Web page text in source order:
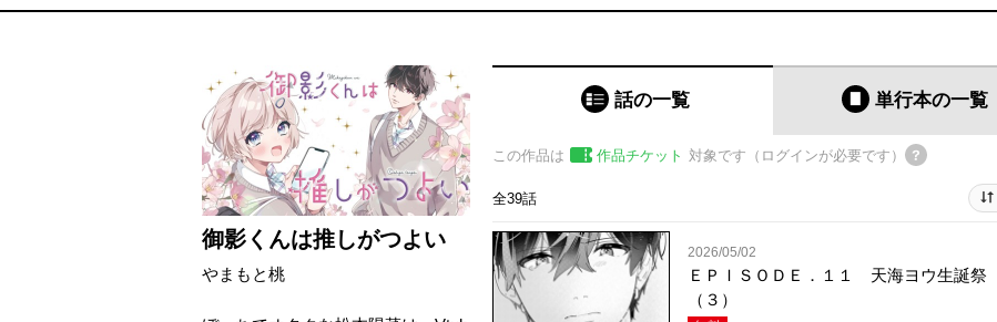
御影くんは推しがつよい
やまもと桃
話の一覧 単行本の一覧
この作品は 作品チケット 対象です（ログインが必要です）
全39話
2026/05/02
ＥＰＩＳＯＤＥ．１１ 天海ヨウ生誕祭
（３）